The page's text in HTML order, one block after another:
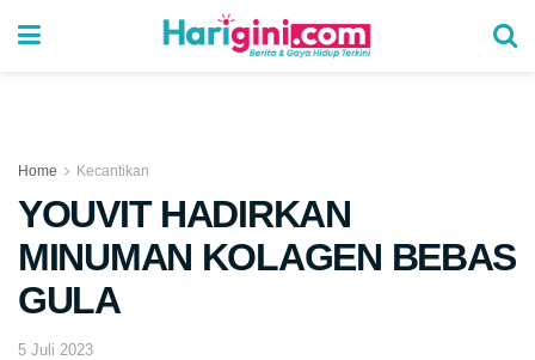
Home Kecantikan
YOUVIT HADIRKAN
MINUMAN KOLAGEN BEBAS
GULA
5 Juli 2023